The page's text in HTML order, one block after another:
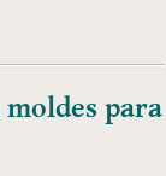
para